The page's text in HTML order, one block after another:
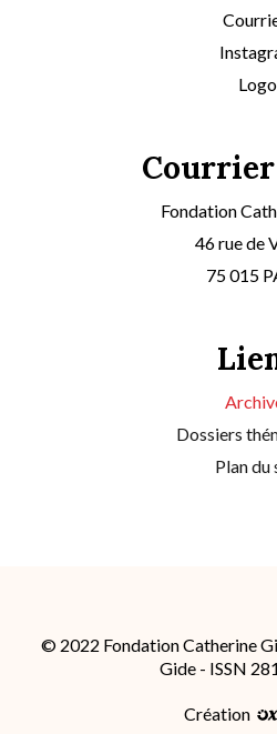
Logo
Fondation
46 rue de
75 015
Dossiers
Plan du
© 2022 Fondation Catherine
Gide - ISSN
Création